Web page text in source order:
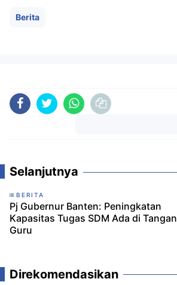
Berita
Selanjutnya
BERITA
Pj Gubernur Banten: Peningkatan
Kapasitas Tugas SDM Ada di Tangan
Guru
Direkomendasikan